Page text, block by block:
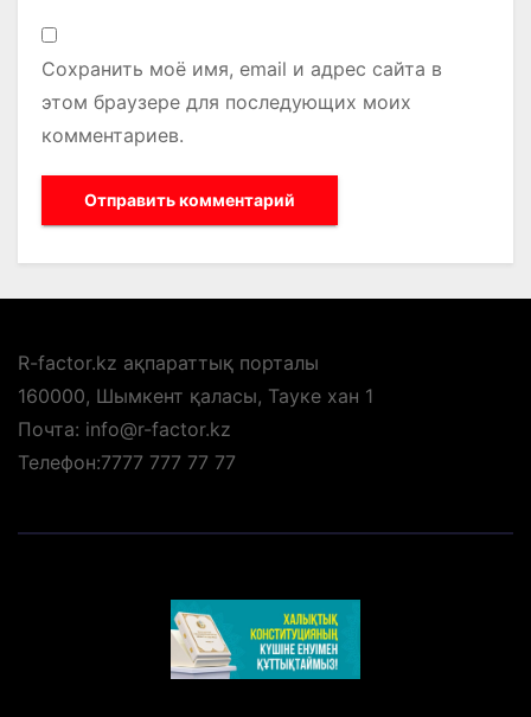
Сохранить моё имя, email и адрес сайта в
этом браузере для последующих моих
комментариев.
R-factor.kz ақпараттық порталы
160000, Шымкент қаласы, Тауке хан 1
Почта: info@r-factor.kz
Телефон:7777 777 77 77